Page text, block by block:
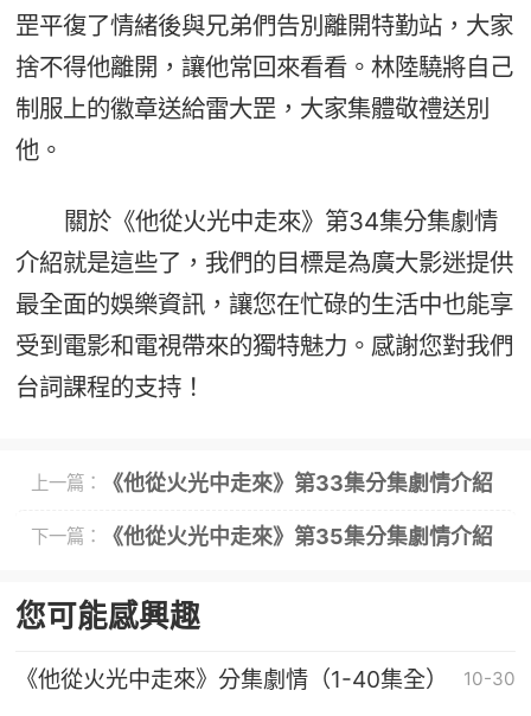
罡平復了情緒後與兄弟們告別離開特勤站，大家
捨不得他離開，讓他常回來看看。林陸驍將自己
制服上的徽章送給雷大罡，大家集體敬禮送別
他。
關於《他從火光中走來》第34集分集劇情
介紹就是這些了，我們的目標是為廣大影迷提供
最全面的娛樂資訊，讓您在忙碌的生活中也能享
受到電影和電視帶來的獨特魅力。感謝您對我們
台詞課程的支持！
上一篇： 《他從火光中走來》第33集分集劇情介紹
下一篇： 《他從火光中走來》第35集分集劇情介紹
您可能感興趣
《他從火光中走來》分集劇情（1-40集全） 10-30